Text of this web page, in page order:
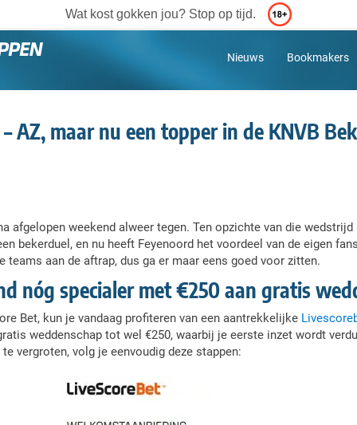
Wat kost gokken jou? Stop op tijd.
Nieuws Bookmakers
AZ, maar nu een topper in de KNVB
afgelopen weekend alweer tegen. Ten opzichte van die
bekerduel, en nu heeft Feyenoord het voordeel van de eigen
teams aan de aftrap, dus ga er maar eens goed voor zitten.
nóg specialer met €250 aan gratis
Bet, kun je vandaag profiteren van een aantrekkelijke
weddenschap tot wel €250, waarbij je eerste inzet wordt
vergroten, volg je eenvoudig deze stappen: